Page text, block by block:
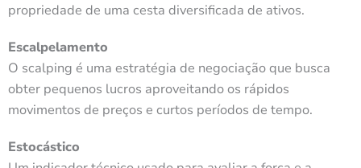
propriedade de uma cesta diversificada de ativos.
Escalpelamento
O scalping é uma estratégia de negociação que busca
obter pequenos lucros aproveitando os rápidos
movimentos de preços e curtos períodos de tempo.
Estocástico